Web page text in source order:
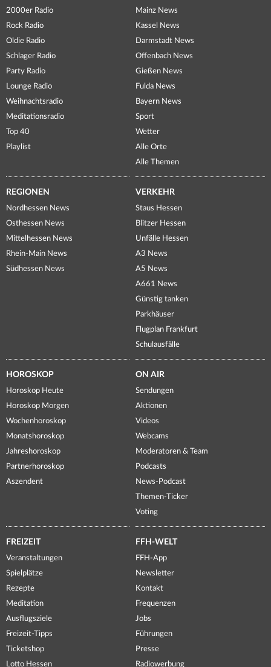
2000er Radio
Rock Radio
Oldie Radio
Schlager Radio
Party Radio
Lounge Radio
Weihnachtsradio
Meditationsradio
Top 40
Playlist
Mainz News
Kassel News
Darmstadt News
Offenbach News
Gießen News
Fulda News
Bayern News
Sport
Wetter
Alle Orte
Alle Themen
REGIONEN
Nordhessen News
Osthessen News
Mittelhessen News
Rhein-Main News
Südhessen News
VERKEHR
Staus Hessen
Blitzer Hessen
Unfälle Hessen
A3 News
A5 News
A661 News
Günstig tanken
Parkhäuser
Flugplan Frankfurt
Schulausfälle
HOROSKOP
Horoskop Heute
Horoskop Morgen
Wochenhoroskop
Monatshoroskop
Jahreshoroskop
Partnerhoroskop
Aszendent
ON AIR
Sendungen
Aktionen
Videos
Webcams
Moderatoren & Team
Podcasts
News-Podcast
Themen-Ticker
Voting
FREIZEIT
Veranstaltungen
Spielplätze
Rezepte
Meditation
Ausflugsziele
Freizeit-Tipps
Ticketshop
Lotto Hessen
FFH-WELT
FFH-App
Newsletter
Kontakt
Frequenzen
Jobs
Führungen
Presse
Radiowerbung